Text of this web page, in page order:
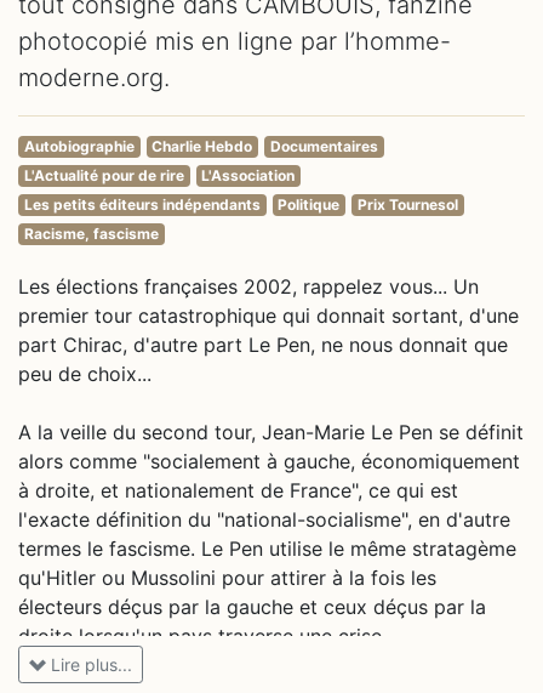
photocopié mis en ligne par l’homme-
moderne.org.
Autobiographie Charlie Hebdo
Documentaires
L'Actualité pour de rire
L'Association
Les petits éditeurs indépendants
Politique
Prix Tournesol
Racisme, fascisme
Les élections françaises 2002, rappelez vous... Un
premier tour catastrophique qui donnait sortant, d'une
part Chirac, d'autre part Le Pen, ne nous donnait que
peu de choix...
A la veille du second tour, Jean-Marie Le Pen se définit
alors comme "socialement à gauche, économiquement
à droite, et nationalement de France", ce qui est
l'exacte définition du "national-socialisme", en d'autre
termes le fascisme. Le Pen utilise le même stratagème
qu'Hitler ou Mussolini pour attirer à la fois les
électeurs déçus par la gauche et ceux déçus par la
droite lorsqu'un pays traverse une crise.
Lire plus...